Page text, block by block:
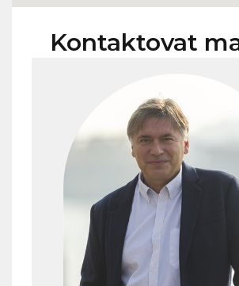
Kontaktovat